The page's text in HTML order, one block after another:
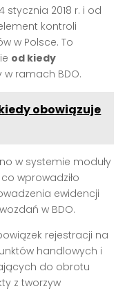
stycznia 2018 r. i od
kontroli
w Polsce. To
od kiedy
ramach BDO.
obowiązuje
w systemie moduły
wprowadziło
ewidencji
w BDO.
rejestracji na
handlowych i
do obrotu
z tworzyw